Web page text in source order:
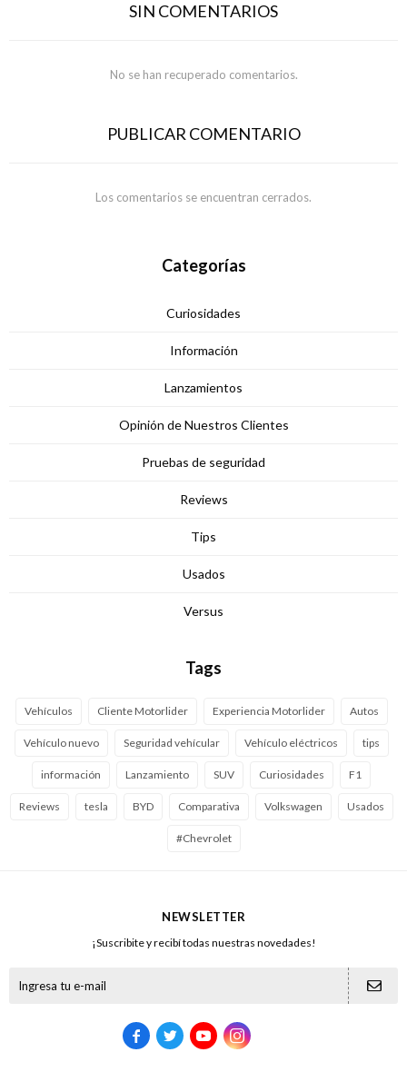
SIN COMENTARIOS
No se han recuperado comentarios.
PUBLICAR COMENTARIO
Los comentarios se encuentran cerrados.
Categorías
Curiosidades
Información
Lanzamientos
Opinión de Nuestros Clientes
Pruebas de seguridad
Reviews
Tips
Usados
Versus
Tags
Vehículos Cliente Motorlider Experiencia Motorlider Autos
Vehículo nuevo Seguridad vehícular Vehículo eléctricos tips
información Lanzamiento SUV Curiosidades F1
Reviews tesla BYD Comparativa Volkswagen Usados
#Chevrolet
NEWSLETTER
¡Suscribite y recibí todas nuestras novedades!
   